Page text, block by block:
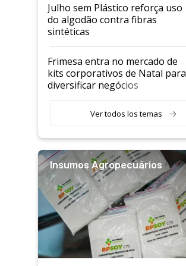
Julho sem Plástico reforça uso
do algodão contra fibras
sintéticas
Frimesa entra no mercado de
kits corporativos de Natal para
diversificar negócios
Ver todos los temas
Insumos Agropecuários